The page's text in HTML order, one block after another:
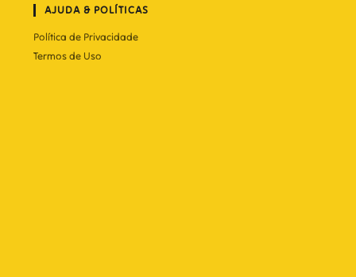
AJUDA & POLÍTICAS
Política de Privacidade
Termos de Uso